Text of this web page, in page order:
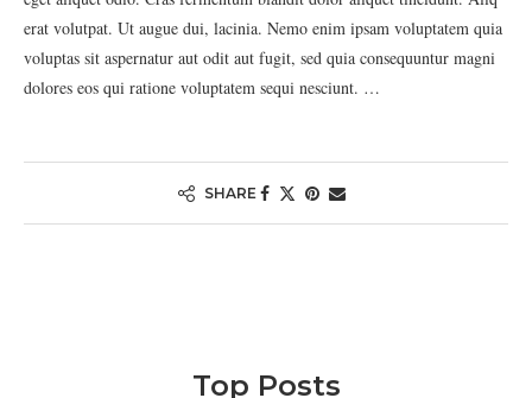
erat volutpat. Ut augue dui, lacinia. Nemo enim ipsam voluptatem quia
voluptas sit aspernatur aut odit aut fugit, sed quia consequuntur magni
dolores eos qui ratione voluptatem sequi nesciunt. …
SHARE
Top Posts